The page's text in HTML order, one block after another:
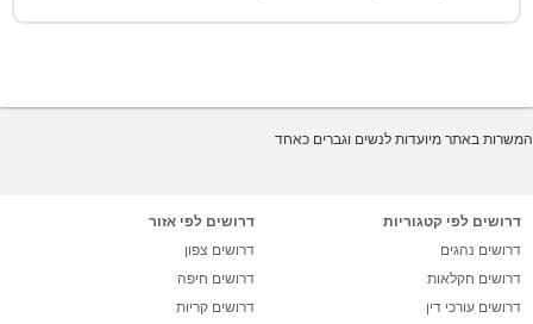
המשרות באתר מיועדות לנשים וגברים כאחד
דרושים לפי קטגוריות
דרושים נהגים
דרושים חקלאות
דרושים עורכי דין
דרושים לפי אזור
דרושים צפון
דרושים חיפה
דרושים קריות